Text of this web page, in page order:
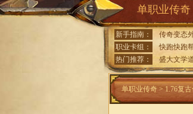
单职业传奇
新手指南： 传奇变态
职业卡组：
快跑快跑
热门推荐：
盛大文学
单职业传奇 > 1.76复